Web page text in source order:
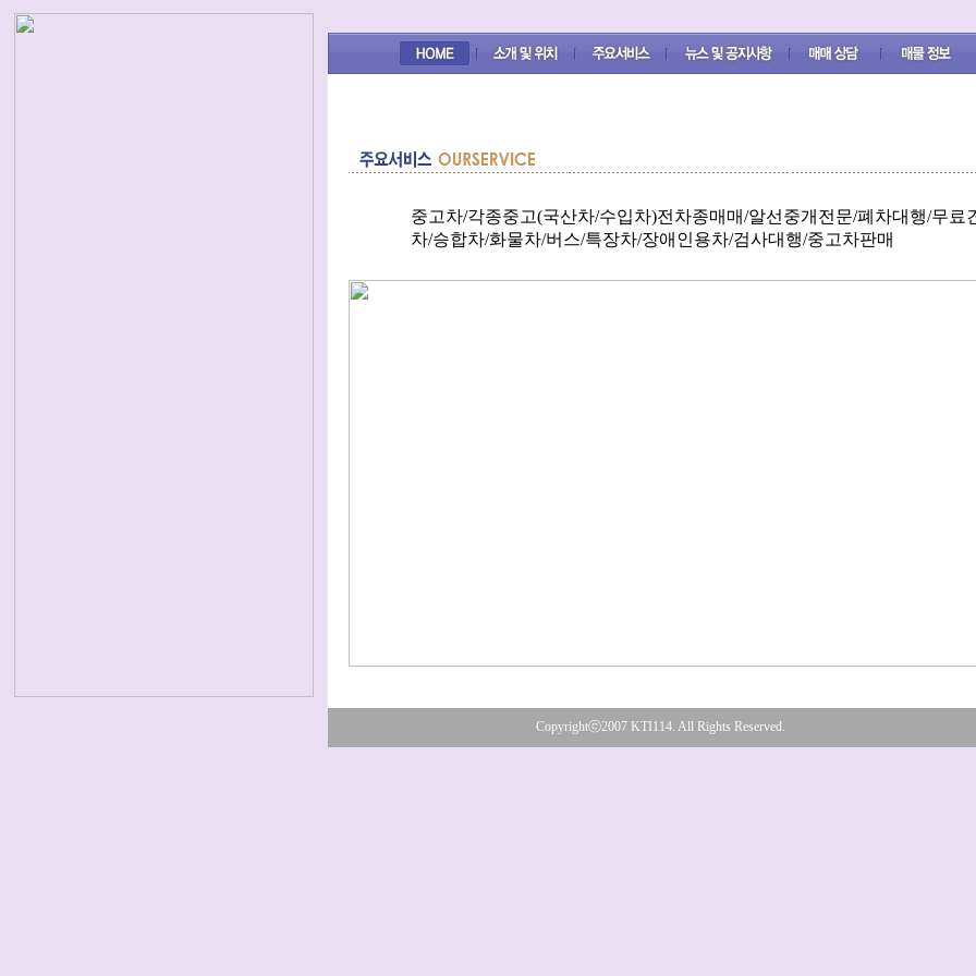
중고차/각종중고(국산차/수입차)전차종매매/알선중개전문/폐차대행/무료
차/승합차/화물차/버스/특장차/장애인용차/검사대행/중고차판매
Copyrightⓒ2007 KTI114. All Rights Reserved.